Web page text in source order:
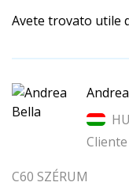
Avete trovato utile
C60 SZÉRUM